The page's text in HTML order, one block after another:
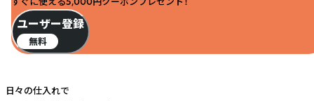
ユーザー登録
無料
日々の仕入れで